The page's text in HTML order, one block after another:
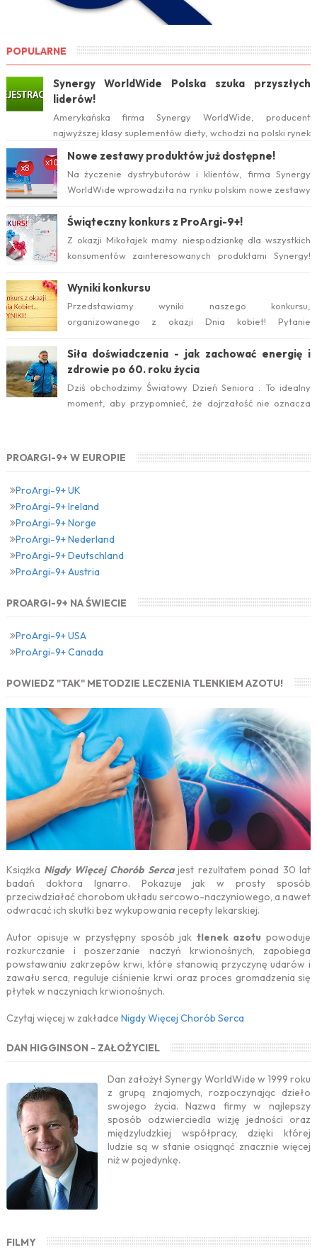
POPULARNE
Synergy WorldWide Polska szuka przyszłych
liderów!
Amerykańska firma Synergy WorldWide, producent
najwyższej klasy suplementów diety, wchodzi na polski rynek
już w tym roku. Serwis internetow...
Nowe zestawy produktów już dostępne!
Na życzenie dystrybutorów i klientów, firma Synergy
WorldWide wprowadziła na rynku polskim nowe zestawy
Świąteczny konkurs z ProArgi-9+!
Z okazji Mikołajek mamy niespodziankę dla wszystkich
konsumentów zainteresowanych produktami Synergy!
Wyniki konkursu
Przedstawiamy wyniki naszego konkursu,
organizowanego z okazji Dnia kobiet! Pytanie
Siła doświadczenia - jak zachować energię i
zdrowie po 60. roku życia
Dziś obchodzimy Światowy Dzień Seniora . To idealny
moment, aby przypomnieć, że dojrzałość nie oznacza
PROARGI-9+ W EUROPIE
ProArgi-9+ UK
ProArgi-9+ Ireland
ProArgi-9+ Norge
ProArgi-9+ Nederland
ProArgi-9+ Deutschland
ProArgi-9+ Austria
PROARGI-9+ NA ŚWIECIE
ProArgi-9+ USA
ProArgi-9+ Canada
POWIEDZ "TAK" METODZIE LECZENIA TLENKIEM AZOTU!
Książka Nigdy Więcej Chorób Sercajest rezultatem ponad 30 lat
badań doktora Ignarro. Pokazuje jak w prosty sposób
przeciwdziałać chorobom układu sercowo-naczyniowego, a nawet
odwracać ich skutki bez wykupowania recepty lekarskiej.
Autor opisuje w przystępny sposób jak tlenek azotu powoduje
rozkurczanie i poszerzanie naczyń krwionośnych, zapobiega
powstawaniu zakrzepów krwi, które stanowią przyczynę udarów i
zawału serca, reguluje ciśnienie krwi oraz proces gromadzenia się
płytek w naczyniach krwionośnych.
Czytaj więcej w zakładce Nigdy Więcej Chorób Serca
DAN HIGGINSON - ZAŁOŻYCIEL
Dan założył Synergy WorldWide w 1999 roku
z grupą znajomych, rozpoczynając dzieło
swojego życia. Nazwa firmy w najlepszy
sposób odzwierciedla wizję jedności oraz
międzyludzkiej współpracy, dzięki której
ludzie są w stanie osiągnąć znacznie więcej
niż w pojedynkę.
FILMY